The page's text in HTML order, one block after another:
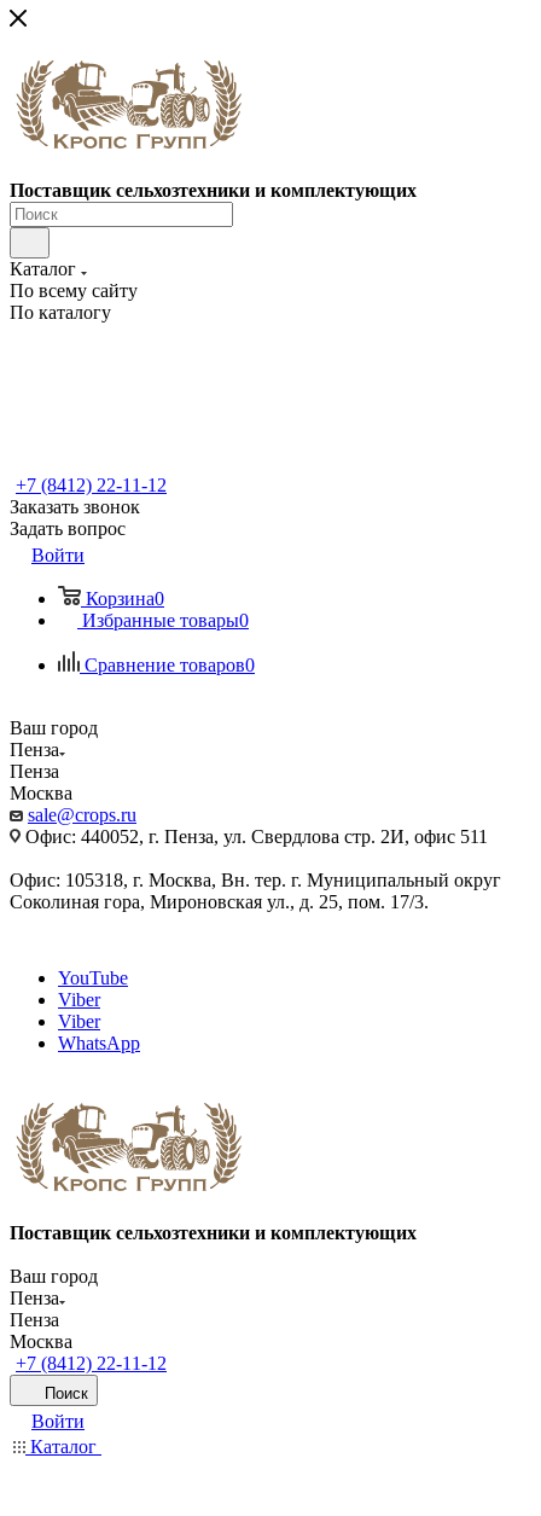
Поставщик сельхозтехники и комплектующих
Каталог
По всему сайту
По каталогу
+7 (8412) 22-11-12
Заказать звонок
Задать вопрос
Войти
Корзина0
Избранные товары0
Сравнение товаров0
Ваш город
Пенза
Пенза
Москва
sale@crops.ru
Офис: 440052, г. Пенза, ул. Свердлова стр. 2И, офис 511
Офис: 105318, г. Москва, Вн. тер. г. Муниципальный округ
Соколиная гора, Мироновская ул., д. 25, пом. 17/3.
YouTube
Viber
Viber
WhatsApp
Поставщик сельхозтехники и комплектующих
Ваш город
Пенза
Пенза
Москва
+7 (8412) 22-11-12
Поиск
Войти
Каталог